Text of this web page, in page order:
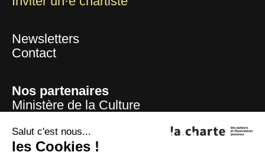
Newsletters
Contact
Nos partenaires
Ministère de la Culture
Centre national du livre
La Sofia
Salut c'est nous...
les Cookies !